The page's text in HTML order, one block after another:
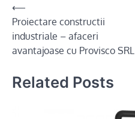
Post
navigation
⟵
Proiectare constructii
industriale – afaceri
avantajoase cu Provisco SRL
Related Posts